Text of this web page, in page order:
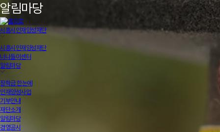
알림마당
시흥시인재양성재단
시흥시인재양성재단
너나들이센터
알림마당
장학금 한눈에
인재양성사업
기부안내
재단소개
알림마당
경영공시